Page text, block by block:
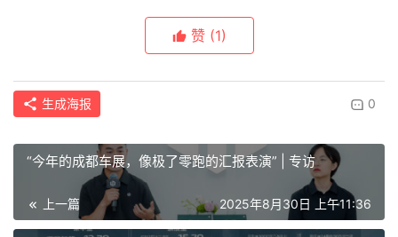
赞 (1)
生成海报 0
“今年的成都车展，像极了零跑的汇报表演” | 专访
上一篇 2025年8月30日 上午11:36